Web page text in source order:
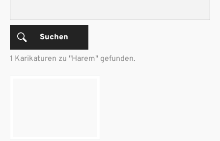
Suchen
1 Karikaturen zu "Harem" gefunden.